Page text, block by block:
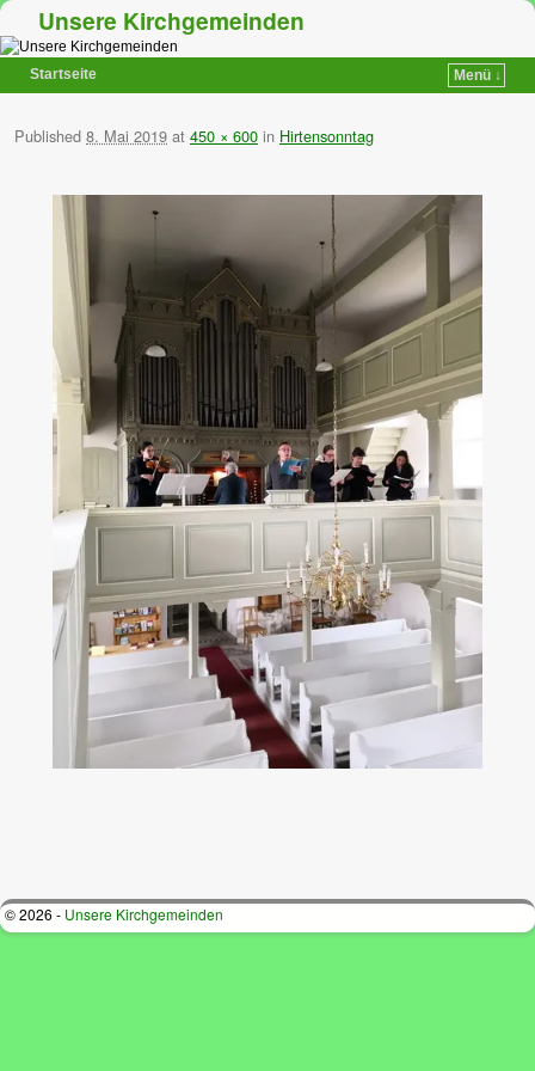
Unsere Kirchgemeinden
Startseite
Menü ↓
Published 8. Mai 2019 at 450 × 600 in Hirtensonntag
© 2026 - Unsere Kirchgemeinden